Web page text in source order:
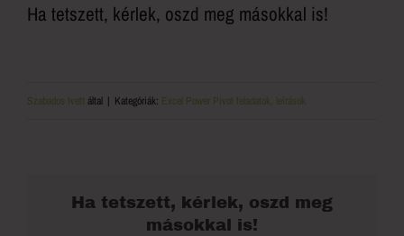
Ha tetszett, kérlek, oszd meg másokkal is!
Szabados Ivett által | Kategóriák: Excel Power Pivot feladatok, leírások
Ha tetszett, kérlek, oszd meg
másokkal is!